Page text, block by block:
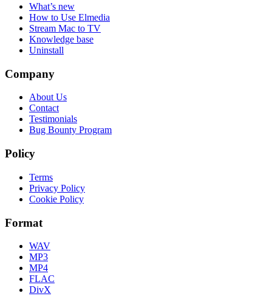
What’s new
How to Use Elmedia
Stream Mac to TV
Knowledge base
Uninstall
Company
About Us
Contact
Testimonials
Bug Bounty Program
Policy
Terms
Privacy Policy
Cookie Policy
Format
WAV
MP3
MP4
FLAC
DivX